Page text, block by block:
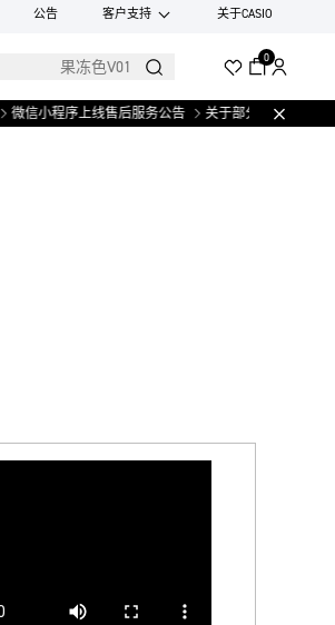
公告 客户支持 关于CASIO
0
微信小程序上线售后服务公告 关于部分手表产品实施